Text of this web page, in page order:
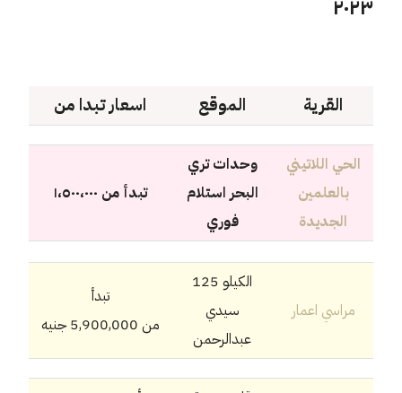
٢٠٢٣
القرية الموقع اسعار تبدا من
الحي اللاتيني
بالعلمين
الجديدة
وحدات تري
البحر استلام
فوري
تبدأ من ١،٥٠٠،٠٠٠
مراسي اعمار
الكيلو 125
سيدي
عبدالرحمن
تبدأ
من 5,900,000جنيه